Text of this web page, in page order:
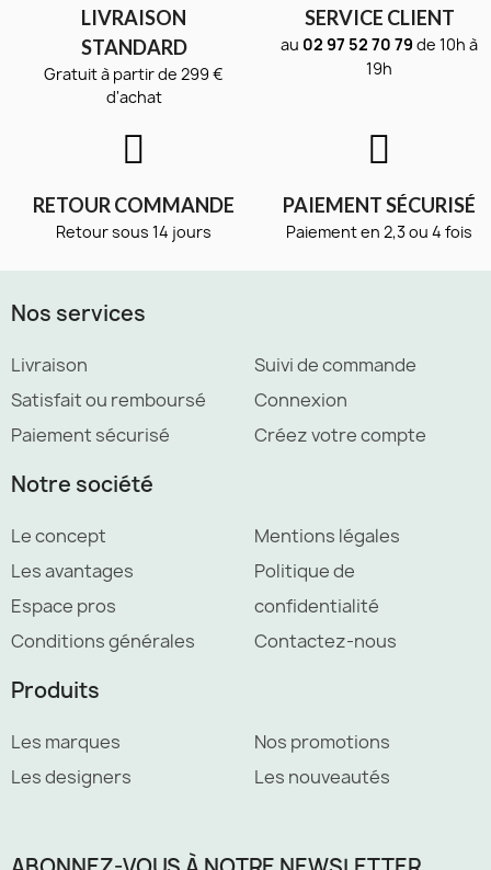
LIVRAISON
STANDARD
Gratuit à partir de 299 €
d'achat
SERVICE CLIENT
au 02 97 52 70 79 de 10h à
19h
RETOUR COMMANDE
Retour sous 14 jours
PAIEMENT SÉCURISÉ
Paiement en 2,3 ou 4 fois
Nos services
Livraison
Satisfait ou remboursé
Paiement sécurisé
Suivi de commande
Connexion
Créez votre compte
Notre société
Le concept
Les avantages
Espace pros
Conditions générales
Mentions légales
Politique de
confidentialité
Contactez-nous
Produits
Les marques
Les designers
Nos promotions
Les nouveautés